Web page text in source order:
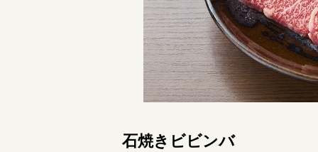
石焼きビビンバ